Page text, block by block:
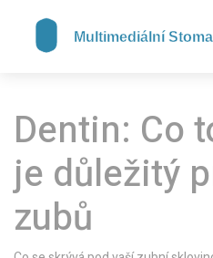
Dentin: Co
je důležitý
zubů